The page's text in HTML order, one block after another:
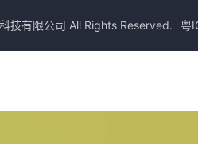
技有限公司 All Rights Reserved. 粤